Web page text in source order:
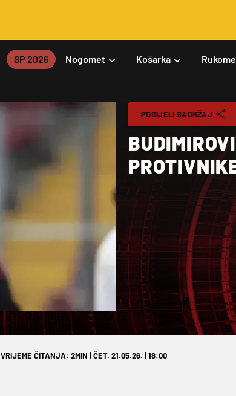
SP 2026 Nogomet Košarka
PODIJELI SADRŽAJ
VRIJEME ČITANJA: 2MIN | ČET. 21.05.26. | 18:00